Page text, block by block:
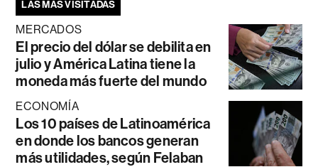
LAS MÁS VISITADAS
MERCADOS
El precio del dólar se debilita en
julio y América Latina tiene la
moneda más fuerte del mundo
ECONOMÍA
Los 10 países de Latinoamérica
en donde los bancos generan
más utilidades, según Felaban